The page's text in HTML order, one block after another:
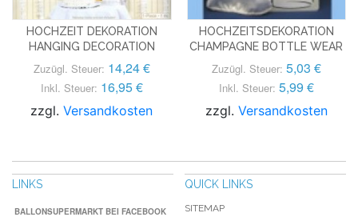
HOCHZEIT DEKORATION
HANGING DECORATION
Zuzügl. Steuer: 14,24 €
Inkl. Steuer: 16,95 €
zzgl.Versandkosten
HOCHZEITSDEKORATION
CHAMPAGNE BOTTLE WEAR
Zuzügl. Steuer: 5,03 €
Inkl. Steuer: 5,99 €
zzgl. Versandkosten
LINKS
BALLONSUPERMARKT BEI FACEBOOK
QUICK LINKS
SITEMAP